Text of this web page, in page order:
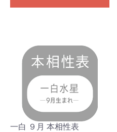
一白 ９月 本相性表